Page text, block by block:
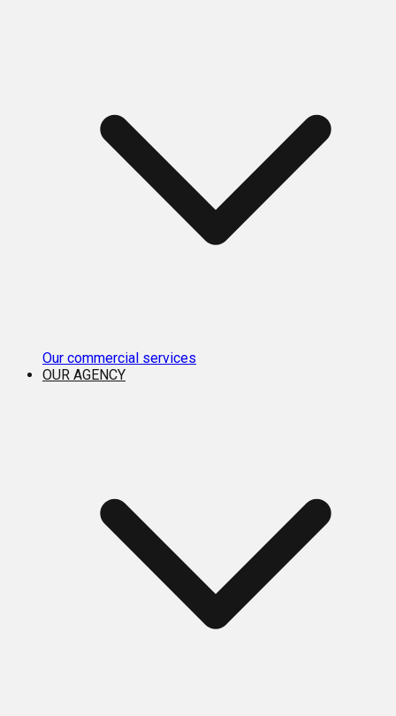
Our commercial services
OUR AGENCY